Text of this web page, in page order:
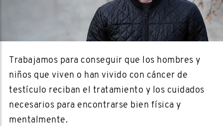
Trabajamos para conseguir que los hombres y
niños que viven o han vivido con cáncer de
testículo reciban el tratamiento y los cuidados
necesarios para encontrarse bien física y
mentalmente.